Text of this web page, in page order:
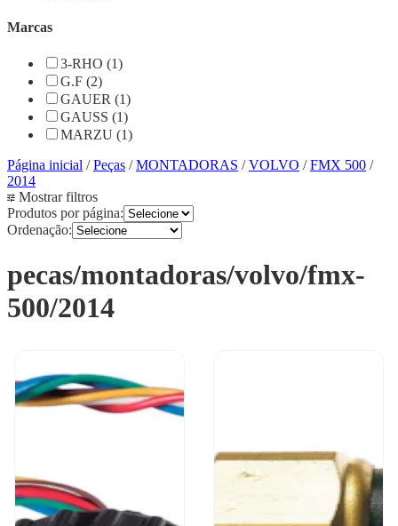
Marcas
3-RHO (1)
G.F (2)
GAUER (1)
GAUSS (1)
MARZU (1)
Página inicial /Peças /MONTADORAS /VOLVO /FMX 500 /
2014
Mostrar filtros
Produtos por página:
Ordenação:
pecas/montadoras/volvo/fmx-
500/2014